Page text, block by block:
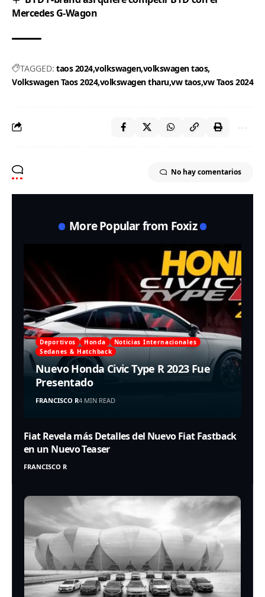
Mercedes G-Wagon
TAGGED: taos 2024volkswagen volkswagen taos
Volkswagen Taos 2024 volkswagen tharuvw taosvw Taos 2024
No hay comentarios
More Popular from Foxiz
Deportivos Honda
Noticias Internacionales
Sedanes & Hatchback
Nuevo Honda Civic Type R 2023 Fue
Presentado
FRANCISCO R4 MIN READ
Fiat Revela más Detalles del Nuevo Fiat Fastback
en un Nuevo Teaser
FRANCISCO R